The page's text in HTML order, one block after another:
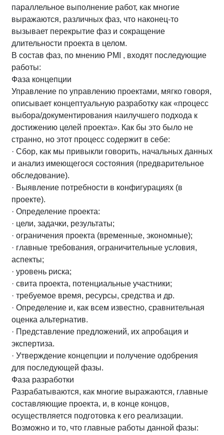
параллельное выполнение работ, как многие
выражаются, различных фаз, что наконец-то
вызывает перекрытие фаз и сокращение
длительности проекта в целом.
В состав фаз, по мнению PMI , входят последующие
работы:
Фаза концепции
Управление по управлению проектами, мягко говоря,
описывает концептуальную разработку как «процесс
выбора/документирования наилучшего подхода к
достижению целей проекта». Как бы это было не
странно, но этот процесс содержит в себе:
· Сбор, как мы привыкли говорить, начальных данных
и анализ имеющегося состояния (предварительное
обследование).
· Выявление потребности в конфигурациях (в
проекте).
· Определение проекта:
· цели, задачки, результаты;
· ограничения проекта (временные, экономные);
· главные требования, ограничительные условия,
аспекты;
· уровень риска;
· свита проекта, потенциальные участники;
· требуемое время, ресурсы, средства и др.
· Определение и, как всем известно, сравнительная
оценка альтернатив.
· Представление предложений, их апробация и
экспертиза.
· Утверждение концепции и получение одобрения
для последующей фазы.
Фаза разработки
Разрабатываются, как многие выражаются, главные
составляющие проекта, и, в конце концов,
осуществляется подготовка к его реализации.
Возможно и то, что главные работы данной фазы: